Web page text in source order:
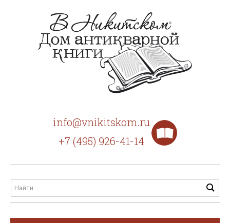
info@vnikitskom.ru
+7 (495) 926-41-14